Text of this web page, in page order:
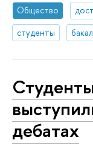
Общество
студенты
дебатах